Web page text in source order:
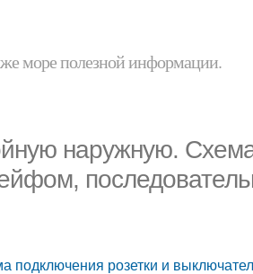
море полезной информации.
наружную.
подключения розетки и